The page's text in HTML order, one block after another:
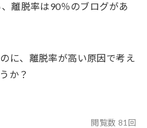
離脱率は90％のブログがあ
に、離脱率が高い原因で考え
か？
閲覧数 81回